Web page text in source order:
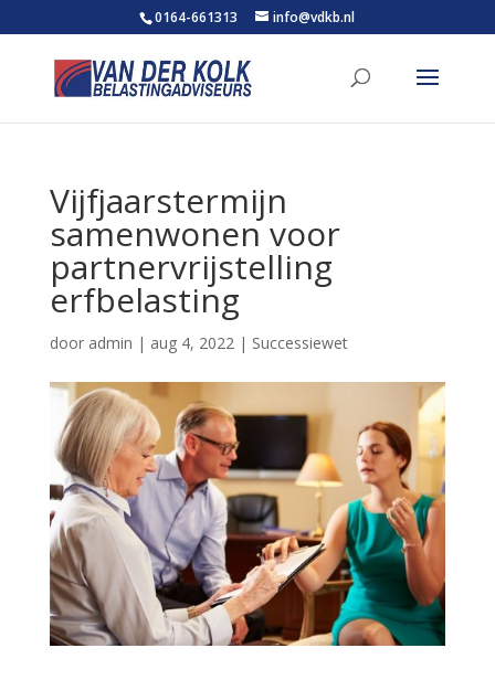
0164-661313 info@vdkb.nl
Vijfjaarstermijn
samenwonen voor
partnervrijstelling
erfbelasting
door admin | aug 4, 2022| Successiewet